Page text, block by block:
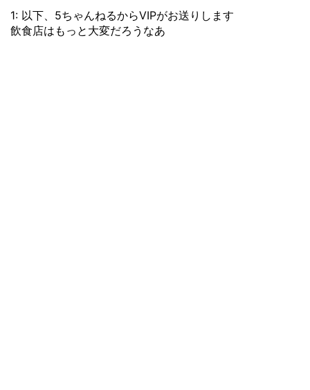
1: 以下、5ちゃんねるからVIPがお送りします
飲食店はもっと大変だろうなあ